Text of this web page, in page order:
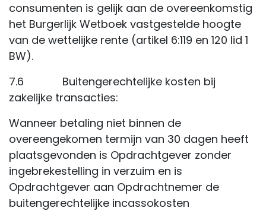
consumenten is gelijk aan de overeenkomstig
het Burgerlijk Wetboek vastgestelde hoogte
van de wettelijke rente (artikel 6:119 en 120 lid 1
BW).
7.6 Buitengerechtelijke kosten bij
zakelijke transacties:
Wanneer betaling niet binnen de
overeengekomen termijn van 30 dagen heeft
plaatsgevonden is Opdrachtgever zonder
ingebrekestelling in verzuim en is
Opdrachtgever aan Opdrachtnemer de
buitengerechtelijke incassokosten